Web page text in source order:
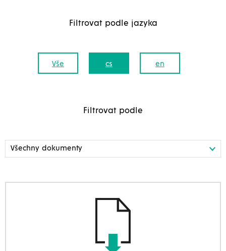
Filtrovat podle jazyka
Vše cs en
Filtrovat podle